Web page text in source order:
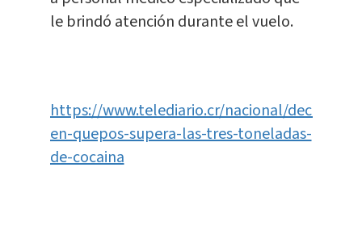
le brindó atención durante el vuelo.
https://www.telediario.cr/nacional/decomiso-
en-quepos-supera-las-tres-toneladas-
de-cocaina